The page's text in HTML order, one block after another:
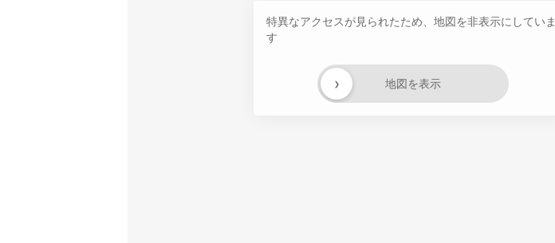
特異なアクセスが見られたため、地図を非表示にしていま
す
地図を表示
›